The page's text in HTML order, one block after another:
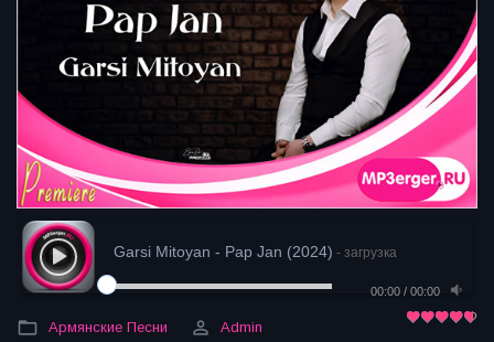
Garsi Mitoyan - Pap Jan (2024) - загрузка
00:00 / 00:00
Армянские Песни Admin